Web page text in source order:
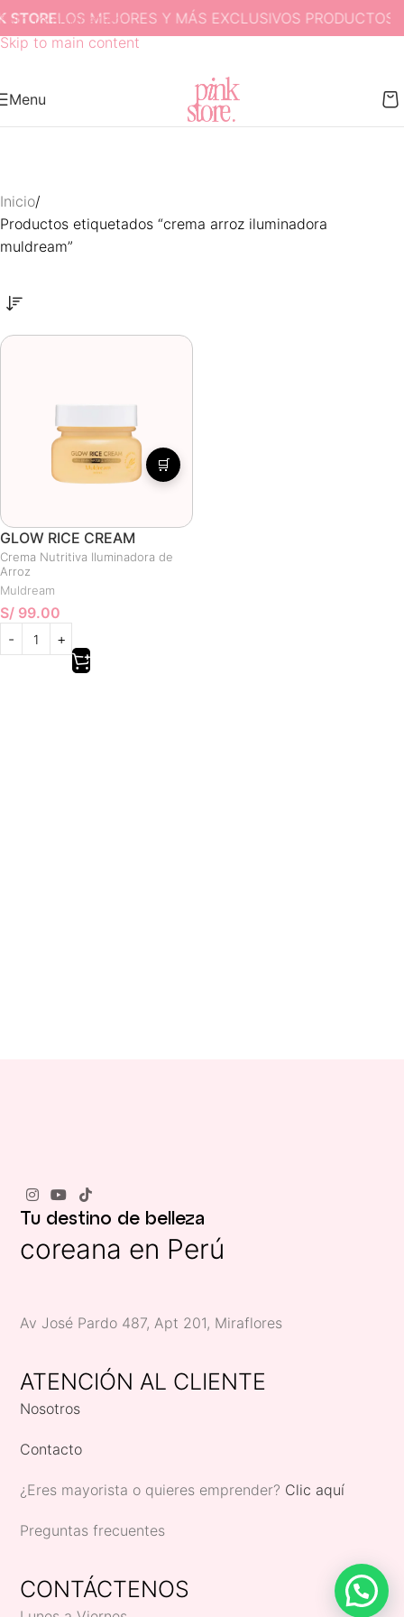
Skip to navigation
Skip to main content
LOS MEJORES Y MÁS EXCLUSIVOS PRODUCTOS
Menu
Inicio
Productos etiquetados “crema arroz iluminadora
muldream”
GLOW RICE CREAM
Crema Nutritiva Iluminadora de
Arroz
Muldream
S/ 99.00
🛒
Tu destino de belleza
coreana en Perú
Av José Pardo 487, Apt 201, Miraflores
ATENCIÓN AL CLIENTE
Nosotros
Contacto
¿Eres mayorista o quieres emprender? Clic aquí
Preguntas frecuentes
CONTÁCTENOS